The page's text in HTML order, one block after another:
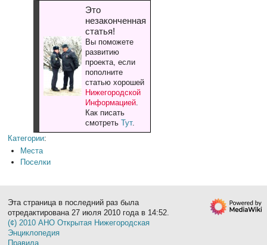
Это
незаконченная
статья!
Вы поможете
развитию
проекта, если
пополните
статью хорошей
Нижегородской
Информацией.
Как писать
смотреть Тут.
Категории:
Места
Поселки
Эта страница в последний раз была
отредактирована 27 июля 2010 года в 14:52.
(¢) 2010 АНО Открытая Нижегородская
Энциклопедия
Правила